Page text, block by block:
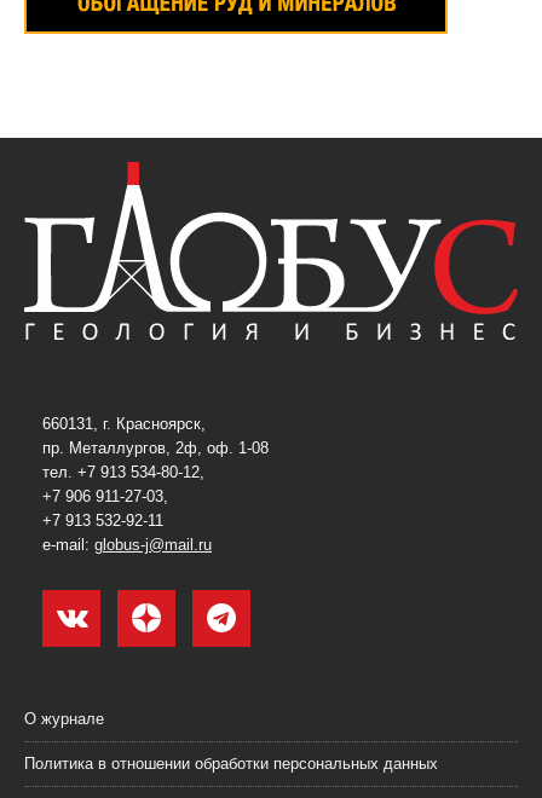
660131, г. Красноярск,
пр. Металлургов, 2ф, оф. 1-08
тел. +7 913 534-80-12,
+7 906 911-27-03,
+7 913 532-92-11
e-mail: globus-j@mail.ru
О журнале
Политика в отношении обработки персональных данных